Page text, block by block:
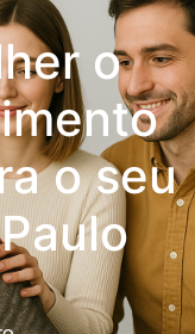
o
o seu